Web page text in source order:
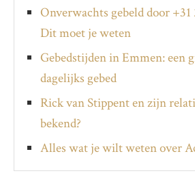
Onverwachts gebeld door +31
Dit moet je weten
Gebedstijden in Emmen: een
dagelijks gebed
Rick van Stippent en zijn
bekend?
Alles wat je wilt weten over